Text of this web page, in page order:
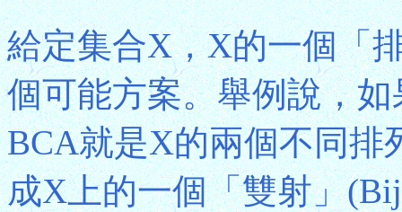
給定集合X，X的一個「
個可能方案。舉例說，
BCA就是X的兩個不同排
成X上的一個「雙射」